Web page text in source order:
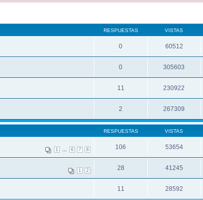
RESPUESTAS VISTAS
0 60512
0 305603
11 230922
2 267309
RESPUESTAS VISTAS
1 6 7 8 106 53654
1 2 28 41245
11 28592